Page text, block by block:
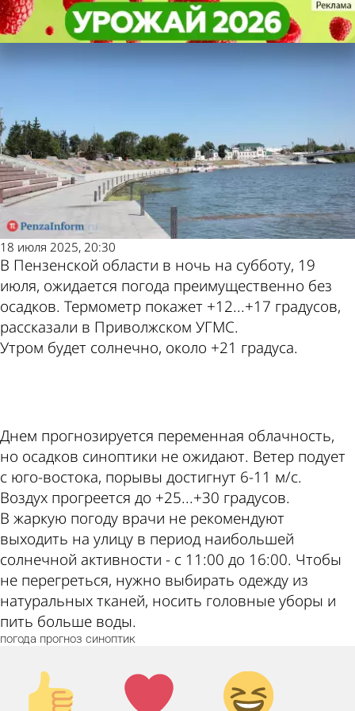
19 июля в Пензенской области
ожидается +30 градусов
Общество
18 июля 2025, 20:30
В Пензенской области в ночь на субботу, 19
июля, ожидается погода преимущественно без
осадков. Термометр покажет +12...+17 градусов,
рассказали в Приволжском УГМС.
Утром будет солнечно, около +21 градуса.
Днем прогнозируется переменная облачность,
но осадков синоптики не ожидают. Ветер подует
с юго-востока, порывы достигнут 6-11 м/с.
Воздух прогреется до +25...+30 градусов.
В жаркую погоду врачи не рекомендуют
выходить на улицу в период наибольшей
солнечной активности - с 11:00 до 16:00. Чтобы
не перегреться, нужно выбирать одежду из
натуральных тканей, носить головные уборы и
пить больше воды.
погода прогноз синоптик
Палец
вверх!
Лайк!
Дикий
смех!
19 июля в Пензенской области
ожидается +30 градусов
Общество
Другие новости по
теме
Погода и курсы
валют в Пензе